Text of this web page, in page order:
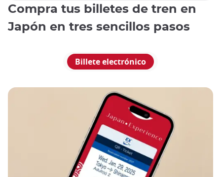
Compra tus billetes de tren en
Japón en tres sencillos pasos
Billete electrónico